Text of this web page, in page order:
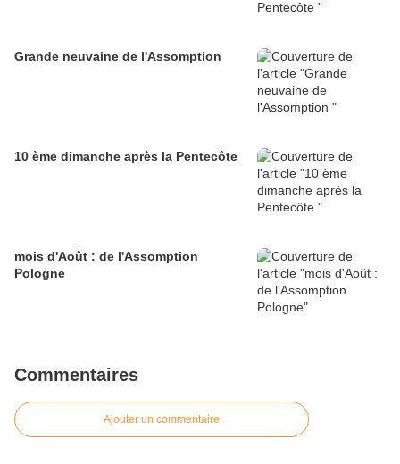
Grande neuvaine de l'Assomption
10 ème dimanche après la Pentecôte
mois d'Août : de l'Assomption
Pologne
Commentaires
Ajouter un commentaire